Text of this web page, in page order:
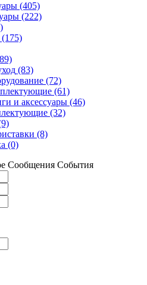
(405)
(222)
(175)
(83)
(72)
(61)
и аксессуары (46)
(32)
(8)
(0)
Сообщения События